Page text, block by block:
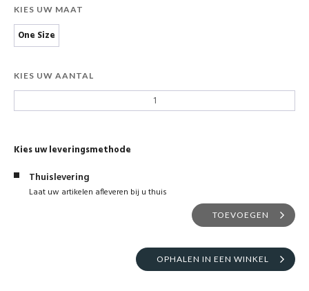
KIES UW MAAT
One Size
KIES UW AANTAL
Kies uw leveringsmethode
Thuislevering
Laat uw artikelen afleveren bij u thuis
TOEVOEGEN
OPHALEN IN EEN WINKEL